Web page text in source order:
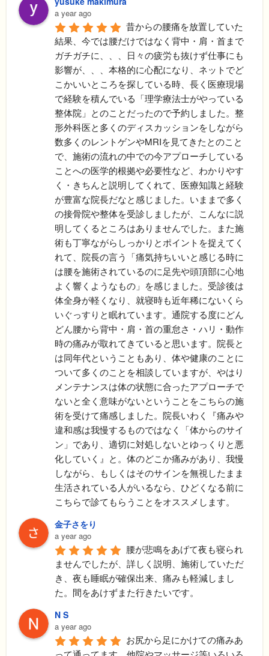
a year ago
昔からの腰痛を放置していた
結果、今では腰だけではなく背中・肩・首まで
ガチガチに、、、日々の疲労も抜けず仕事にも
影響が、、、本格的に心配になり、ネットでど
こかいいところを探している時、長く医療現場
で経験を積んでいる「理学療法士がやっている
整体院」とのことだったので予約しました。整
形外科医と多くのディスカッションをしながら
数多くのレントゲンやMRIを見てきたとのこと
で、施術の流れの中での今アプローチしている
ことへの医学的根拠や必要性など、わかりやす
く・きちんと説明してくれて、医療知識と経験
が豊富な院長だなと感じました。いままで多く
の接骨院や整体を受診しましたが、こんなに説
明してくるところはありませんでした。また施
術も丁寧ながらしっかりとポイントを捉えてく
れて、院長の言う「痛気持ちいいと感じる時に
は腰を施術されているのに足先や頭頂部に心地
よく響くようなもの」を感じました。受診後は
体全身が軽くなり、就寝時も近年稀にないくら
いぐっすりと眠れています。通院する度にどん
どん腰から背中・肩・首の重怠さ・ハリ・動作
時の痛みが取れてきていると思います。院長と
は同年代ということもあり、体や健康のことに
ついて多くのことを相談していますが、やはり
メンテナンスは体の状態に合ったアプローチで
ないと全く意味がないということをこちらの施
術を受けて痛感しました。院長いわく『痛みや
違和感は我慢するものではなく「体からのサイ
ン」であり、適切に対処しないとゆっくりと悪
化していく』と。体のどこか痛みがあり、我慢
しながら、もしくはそのサインを無視したまま
生活されている人がいるなら、ひどくなる前に
こちらで診てもらうことをオススメします。
金子さをり
a year ago
腰が悲鳴をあげて夜も寝られ
ませんでしたが、詳しく説明、施術していただ
き、夜も睡眠が確保出来、痛みも軽減しまし
た。間をあけずまた行きたいです。
N S
a year ago
お尻から足にかけての痛みあ